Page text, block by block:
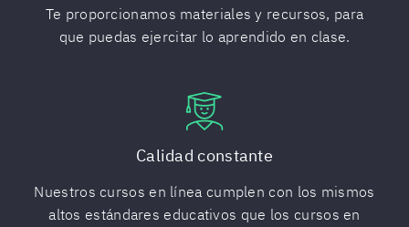
Te proporcionamos materiales y recursos, para
que puedas ejercitar lo aprendido en clase.
Calidad constante
Nuestros cursos en línea cumplen con los mismos
altos estándares educativos que los cursos en